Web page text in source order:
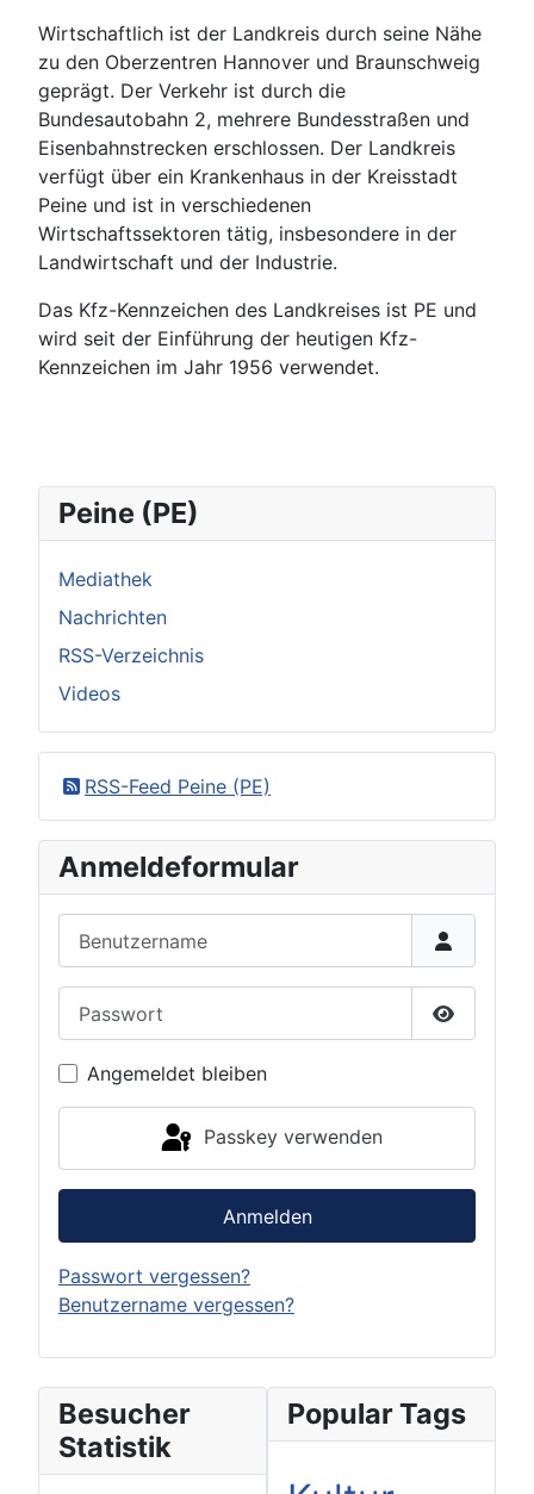
Wirtschaftlich ist der Landkreis durch seine Nähe
zu den Oberzentren Hannover und Braunschweig
geprägt. Der Verkehr ist durch die
Bundesautobahn 2, mehrere Bundesstraßen und
Eisenbahnstrecken erschlossen. Der Landkreis
verfügt über ein Krankenhaus in der Kreisstadt
Peine und ist in verschiedenen
Wirtschaftssektoren tätig, insbesondere in der
Landwirtschaft und der Industrie.
Das Kfz-Kennzeichen des Landkreises ist PE und
wird seit der Einführung der heutigen Kfz-
Kennzeichen im Jahr 1956 verwendet.
Peine (PE)
Mediathek
Nachrichten
RSS-Verzeichnis
Videos
RSS-Feed Peine (PE)
Anmeldeformular
Passwort
Angemeldet bleiben
Passkey verwenden
Anmelden
Passwort vergessen?
Benutzername vergessen?
Besucher
Statistik
Popular Tags